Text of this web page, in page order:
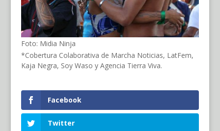
Foto: Midia Ninja
*Cobertura Colaborativa de Marcha Noticias, LatFem,
Kaja Negra, Soy Waso y Agencia Tierra Viva.
Facebook
Twitter